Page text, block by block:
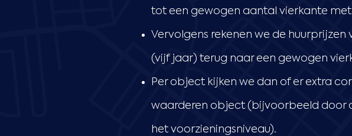
tot een gewogen aantal vierkante
Vervolgens rekenen we de
(vijf jaar) terug naar een gewogen
Per object kijken we dan of er extra
waarderen object (bijvoorbeeld door
het voorzieningsniveau).